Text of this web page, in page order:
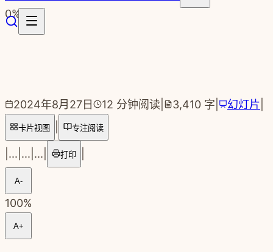
跳转到主要内容
0%
2024年8月27日 12 分钟阅读 3,410 字 幻灯片
卡片视图 专注阅读
... ... ... 打印
A-
100%
A+